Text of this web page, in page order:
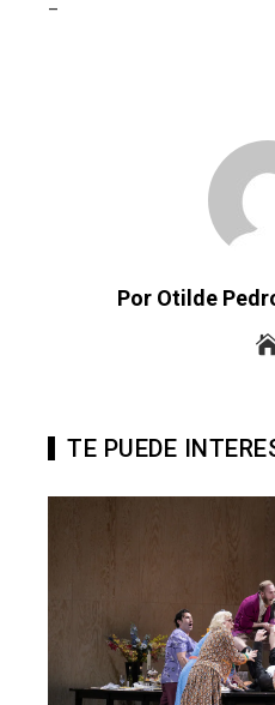
Por Otilde
TE PUEDE